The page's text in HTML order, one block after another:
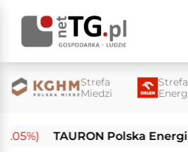
Strefa
Miedzi
Strefa
TAURON Polska Energia